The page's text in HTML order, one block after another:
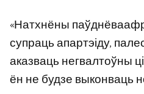
«Натхнёны
супраць апартэіду,
аказваць негвалтоўны
ён не будзе выконваць